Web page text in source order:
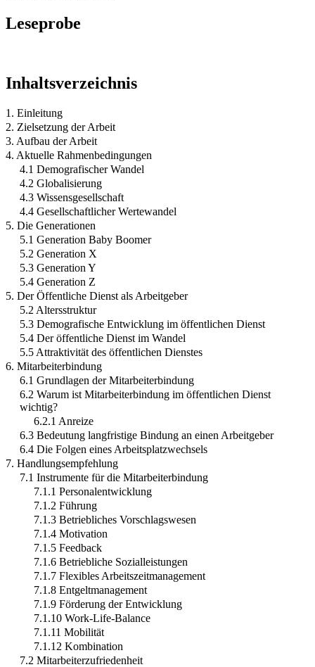
Leseprobe
Inhaltsverzeichnis
1. Einleitung
2. Zielsetzung der Arbeit
3. Aufbau der Arbeit
4. Aktuelle Rahmenbedingungen
4.1 Demografischer Wandel
4.2 Globalisierung
4.3 Wissensgesellschaft
4.4 Gesellschaftlicher Wertewandel
5. Die Generationen
5.1 Generation Baby Boomer
5.2 Generation X
5.3 Generation Y
5.4 Generation Z
5. Der Öffentliche Dienst als Arbeitgeber
5.2 Altersstruktur
5.3 Demografische Entwicklung im öffentlichen Dienst
5.4 Der öffentliche Dienst im Wandel
5.5 Attraktivität des öffentlichen Dienstes
6. Mitarbeiterbindung
6.1 Grundlagen der Mitarbeiterbindung
6.2 Warum ist Mitarbeiterbindung im öffentlichen Dienst
wichtig?
6.2.1 Anreize
6.3 Bedeutung langfristige Bindung an einen Arbeitgeber
6.4 Die Folgen eines Arbeitsplatzwechsels
7. Handlungsempfehlung
7.1 Instrumente für die Mitarbeiterbindung
7.1.1 Personalentwicklung
7.1.2 Führung
7.1.3 Betriebliches Vorschlagswesen
7.1.4 Motivation
7.1.5 Feedback
7.1.6 Betriebliche Sozialleistungen
7.1.7 Flexibles Arbeitszeitmanagement
7.1.8 Entgeltmanagement
7.1.9 Förderung der Entwicklung
7.1.10 Work-Life-Balance
7.1.11 Mobilität
7.1.12 Kombination
7.2 Mitarbeiterzufriedenheit